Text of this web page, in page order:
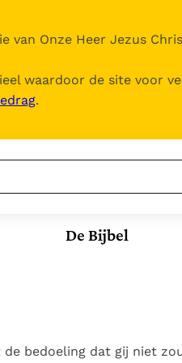
van Onze Heer Jezus
waardoor de site voor
.
Gods
Het
toe
stad is
De Bijbel
bedoeling dat gij niet